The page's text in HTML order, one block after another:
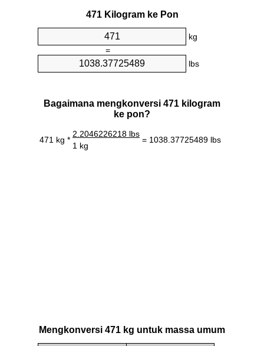
471 Kilogram ke Pon
kg
=
lbs
Bagaimana mengkonversi 471 kilogram
ke pon?
471 kg *
2.2046226218 lbs
= 1038.37725489 lbs
1 kg
Mengkonversi 471 kg untuk massa umum